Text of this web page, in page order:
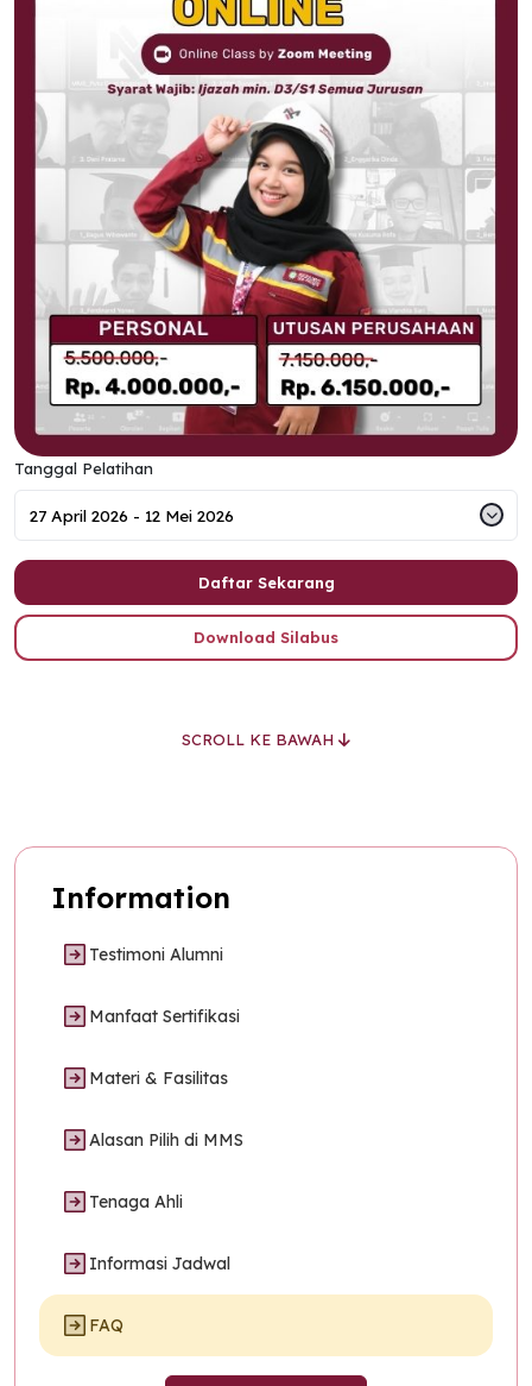
Tanggal Pelatihan
Daftar Sekarang
Download Silabus
SCROLL KE BAWAH
Information
Testimoni Alumni
Manfaat Sertifikasi
Materi & Fasilitas
Alasan Pilih di MMS
Tenaga Ahli
Informasi Jadwal
FAQ